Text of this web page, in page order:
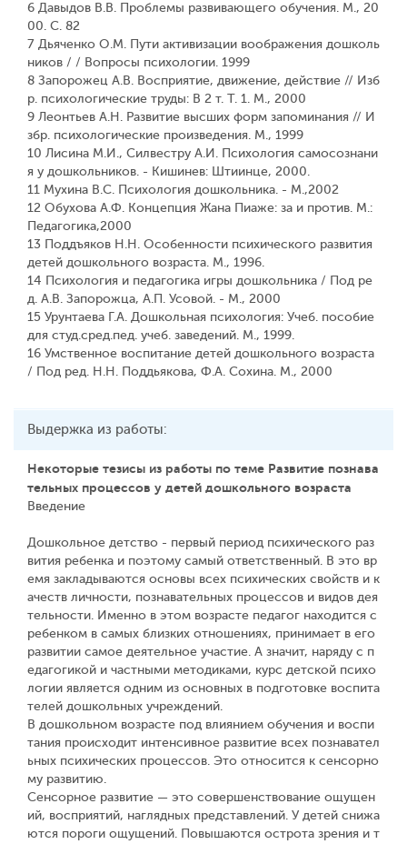
6 Давыдов В.В. Проблемы развивающего обучения. М., 20
00. С. 82
7 Дьяченко О.М. Пути активизации воображения дошколь
ников / / Вопросы психологии. 1999
8 Запорожец А.В. Восприятие, движение, действие // Изб
р. психологические труды: В 2 т. Т. 1. М., 2000
9 Леонтьев А.Н. Развитие высших форм запоминания // И
збр. психологические произведения. М., 1999
10 Лисина М.И., Силвестру А.И. Психология самосознани
я у дошкольников. - Кишинев: Штиинце, 2000.
11 Мухина В.С. Психология дошкольника. - М.,2002
12 Обухова А.Ф. Концепция Жана Пиаже: за и против. М.:
Педагогика,2000
13 Поддъяков Н.Н. Особенности психического развития
детей дошкольного возраста. М., 1996.
14 Психология и педагогика игры дошкольника / Под ре
д. А.В. Запорожца, А.П. Усовой. - М., 2000
15 Урунтаева Г.А. Дошкольная психология: Учеб. пособие
для студ.сред.пед. учеб. заведений. М., 1999.
16 Умственное воспитание детей дошкольного возраста
/ Под ред. Н.Н. Поддьякова, Ф.А. Сохина. М., 2000
Выдержка из работы:
Некоторые тезисы из работы по теме Развитие познава
тельных процессов у детей дошкольного возраста
Введение
Дошкольное детство - первый период психического раз
вития ребенка и поэтому самый ответственный. В это вр
емя закладываются основы всех психических свойств и к
ачеств личности, познавательных процессов и видов дея
тельности. Именно в этом возрасте педагог находится с
ребенком в самых близких отношениях, принимает в его
развитии самое деятельное участие. А значит, наряду с п
едагогикой и частными методиками, курс детской психо
логии является одним из основных в подготовке воспита
телей дошкольных учреждений.
В дошкольном возрасте под влиянием обучения и воспи
тания происходит интенсивное развитие всех познавател
ьных психических процессов. Это относится к сенсорно
му развитию.
Сенсорное развитие — это совершенствование ощущен
ий, восприятий, наглядных представлений. У детей снижа
ются пороги ощущений. Повышаются острота зрения и т